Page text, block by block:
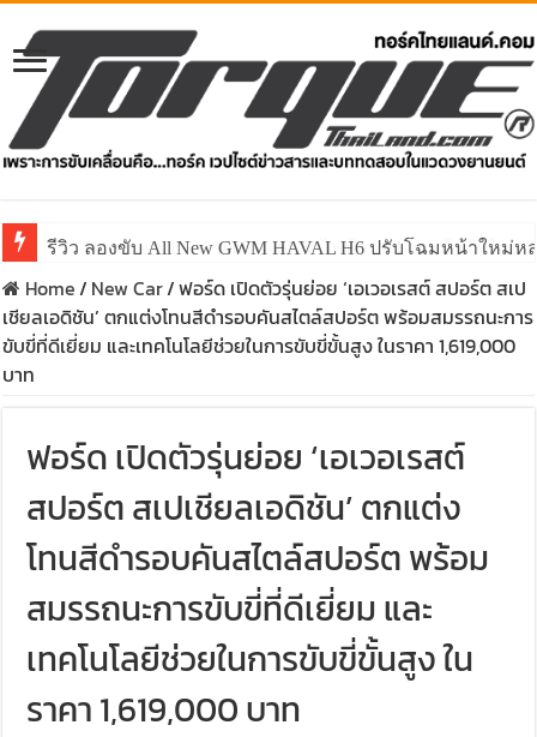
รีวิว ลองขับ All New GWM HAVAL H6 ปรับโฉมหน้าใหม่
Home/ New Car/ฟอร์ด เปิดตัวรุ่นย่อย ‘เอเวอเรสต์ สปอร์ต สเป
เชียลเอดิชัน’ ตกแต่งโทนสีดำรอบคันสไตล์สปอร์ต พร้อมสมรรถนะการ
ขับขี่ที่ดีเยี่ยม และเทคโนโลยีช่วยในการขับขี่ขั้นสูง ในราคา 1,619,000
บาท
ฟอร์ด เปิดตัวรุ่นย่อย ‘เอเวอเรสต์
สปอร์ต สเปเชียลเอดิชัน’ ตกแต่ง
โทนสีดำรอบคันสไตล์สปอร์ต พร้อม
สมรรถนะการขับขี่ที่ดีเยี่ยม และ
เทคโนโลยีช่วยในการขับขี่ขั้นสูง ใน
ราคา 1,619,000 บาท